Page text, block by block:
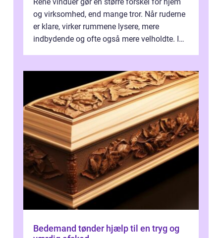
og virksomhed, end mange tror. Når ruderne
er klare, virker rummene lysere, mere
indbydende og ofte også mere velholdte. I
Bedemand tønder hjælp til en tryg og